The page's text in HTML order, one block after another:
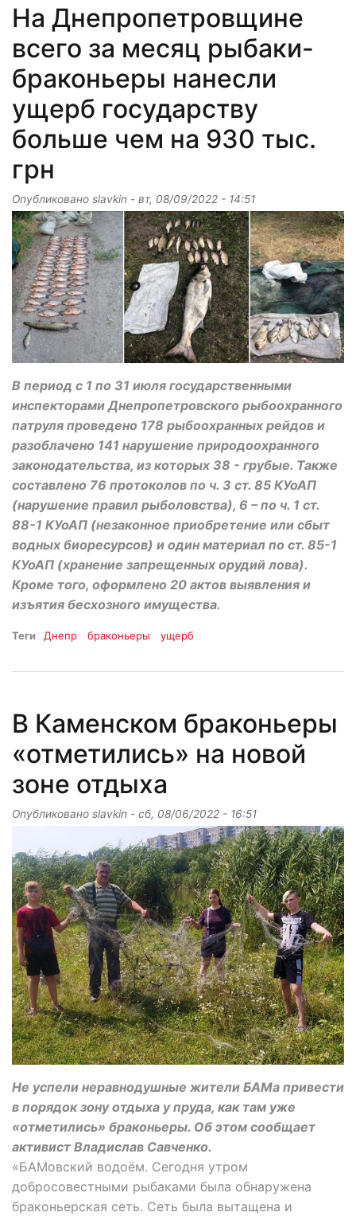
На Днепропетровщине
всего за месяц рыбаки-
браконьеры нанесли
ущерб государству
больше чем на 930 тыс.
грн
Опубликовано slavkin - вт, 08/09/2022 - 14:51
В период с 1 по 31 июля государственными
инспекторами Днепропетровского рыбоохранного
патруля проведено 178 рыбоохранных рейдов и
разоблачено 141 нарушение природоохранного
законодательства, из которых 38 - грубые. Также
составлено 76 протоколов по ч. 3 ст. 85 КУоАП
(нарушение правил рыболовства), 6 – по ч. 1 ст.
88-1 КУоАП (незаконное приобретение или сбыт
водных биоресурсов) и один материал по ст. 85-1
КУоАП (хранение запрещенных орудий лова).
Кроме того, оформлено 20 актов выявления и
изъятия бесхозного имущества.
Теги Днепр браконьеры ущерб
В Каменском браконьеры
«отметились» на новой
зоне отдыха
Опубликовано slavkin - сб, 08/06/2022 - 16:51
Не успели неравнодушные жители БАМа привести
в порядок зону отдыха у пруда, как там уже
«отметились» браконьеры. Об этом сообщает
активист Владислав Савченко.
«БАМовский водоём. Сегодня утром
добросовестными рыбаками была обнаружена
браконьерская сеть. Сеть была вытащена и